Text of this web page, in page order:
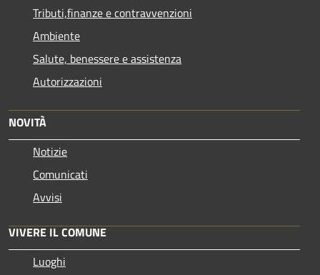
Tributi,finanze e contravvenzioni
Ambiente
Salute, benessere e assistenza
Autorizzazioni
NOVITÀ
Notizie
Comunicati
Avvisi
VIVERE IL COMUNE
Luoghi